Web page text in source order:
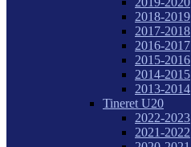
2018-2019
2017-2018
2016-2017
2015-2016
2014-2015
2013-2014
Tineret U20
2022-2023
2021-2022